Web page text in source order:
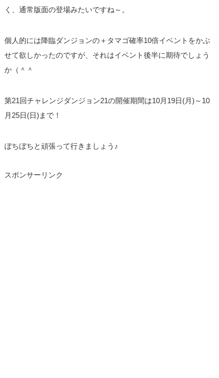
く、通常版面の登場みたいですね～。
個人的には降臨ダンジョンの＋タマゴ確率10倍イベントをかぶ
せて欲しかったのですが、それはイベント後半に期待でしょう
か（＾＾
第21回チャレンジダンジョン21の開催期間は10月19日(月)～10
月25日(日)まで！
ぼちぼちと頑張って行きましょう♪
スポンサーリンク